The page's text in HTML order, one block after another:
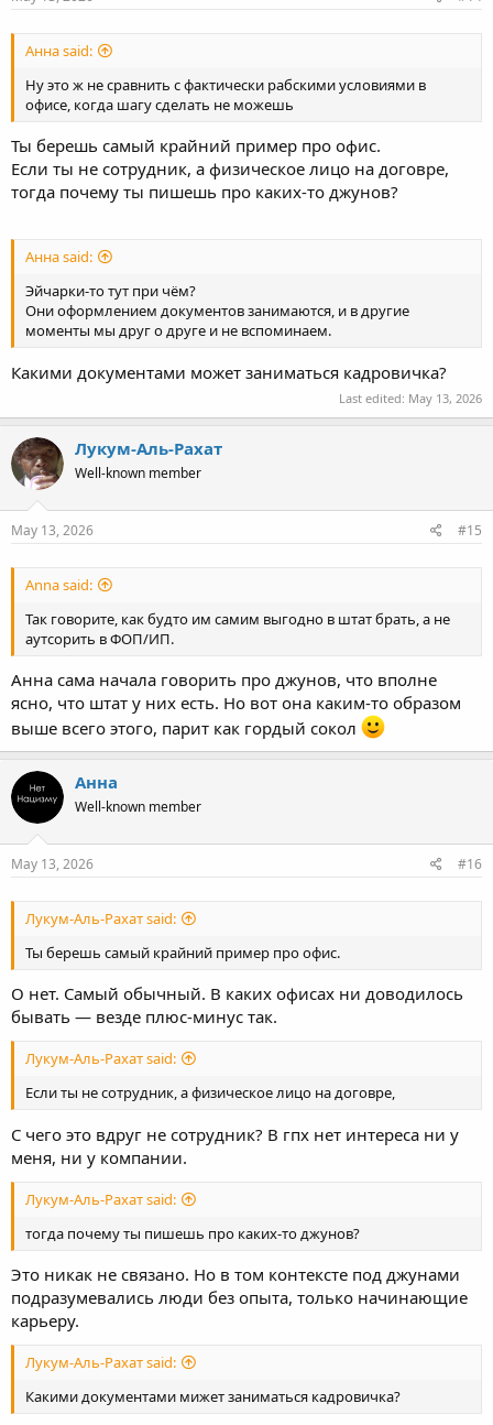
Анна said:
Ну это ж не сравнить с фактически рабскими условиями в
офисе, когда шагу сделать не можешь
Ты берешь самый крайний пример про офис.
Если ты не сотрудник, а физическое лицо на договре,
тогда почему ты пишешь про каких-то джунов?
Анна said:
Эйчарки-то тут при чём?
Они оформлением документов занимаются, и в другие
моменты мы друг о друге и не вспоминаем.
Какими документами может заниматься кадровичка?
Last edited: May 13, 2026
Лукум-Аль-Рахат
Well-known member
May 13, 2026 #15
Anna said:
Так говорите, как будто им самим выгодно в штат брать, а не
аутсорить в ФОП/ИП.
Анна сама начала говорить про джунов, что вполне
ясно, что штат у них есть. Но вот она каким-то образом
выше всего этого, парит как гордый сокол
Анна
Well-known member
May 13, 2026 #16
Лукум-Аль-Рахат said:
Ты берешь самый крайний пример про офис.
О нет. Самый обычный. В каких офисах ни доводилось
бывать — везде плюс-минус так.
Лукум-Аль-Рахат said:
Если ты не сотрудник, а физическое лицо на договре,
С чего это вдруг не сотрудник? В гпх нет интереса ни у
меня, ни у компании.
Лукум-Аль-Рахат said:
тогда почему ты пишешь про каких-то джунов?
Это никак не связано. Но в том контексте под джунами
подразумевались люди без опыта, только начинающие
карьеру.
Лукум-Аль-Рахат said:
Какими документами мижет заниматься кадровичка?